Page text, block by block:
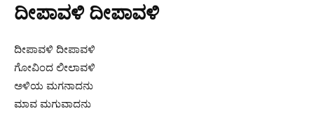
ದೀಪಾವಳಿ ದೀಪಾವಳಿ
ದೀಪಾವಳಿ ದೀಪಾವಳಿ
ಗೋವಿಂದ ಲೀಲಾವಳಿ
ಅಳಿಯ ಮಗನಾದನು
ಮಾವ ಮಗುವಾದನು